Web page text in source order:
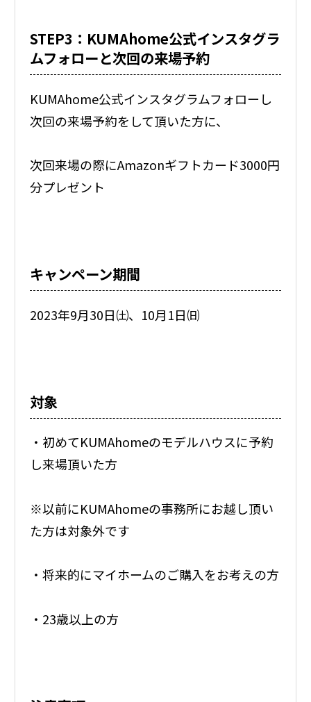
STEP3：KUMAhome公式インスタグラ
ムフォローと次回の来場予約
KUMAhome公式インスタグラムフォローし
次回の来場予約をして頂いた方に、
次回来場の際にAmazonギフトカード3000円
分プレゼント
キャンペーン期間
2023年9月30日㈯、10月1日㈰
対象
・初めてKUMAhomeのモデルハウスに予約
し来場頂いた方
※以前にKUMAhomeの事務所にお越し頂い
た方は対象外です
・将来的にマイホームのご購入をお考えの方
・23歳以上の方